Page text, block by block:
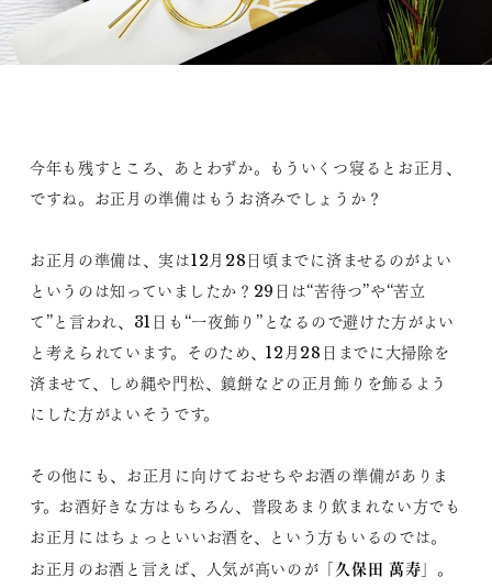
今年も残すところ、あとわずか。もういくつ寝るとお正月、
ですね。お正月の準備はもうお済みでしょうか？
お正月の準備は、実は12月28日頃までに済ませるのがよい
というのは知っていましたか？29日は“苦待つ”や“苦立
て”と言われ、31日も“一夜飾り”となるので避けた方がよい
と考えられています。そのため、12月28日までに大掃除を
済ませて、しめ縄や門松、鏡餅などの正月飾りを飾るよう
にした方がよいそうです。
その他にも、お正月に向けておせちやお酒の準備がありま
す。お酒好きな方はもちろん、普段あまり飲まれない方でも
お正月にはちょっといいお酒を、という方もいるのでは。
お正月のお酒と言えば、人気が高いのが「久保田 萬寿」。